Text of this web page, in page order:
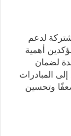
لدعم
أهمية
لضمان
المبادرات
ضعفًا وتحسين